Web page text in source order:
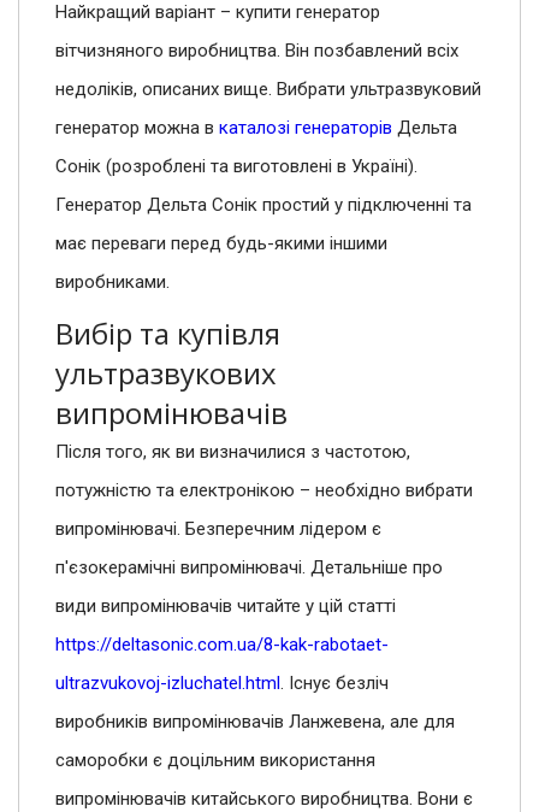
Найкращий варіант – купити генератор
вітчизняного виробництва. Він позбавлений всіх
недоліків, описаних вище. Вибрати ультразвуковий
генератор можна в каталозі генераторів Дельта
Сонік (розроблені та виготовлені в Україні).
Генератор Дельта Сонік простий у підключенні та
має переваги перед будь-якими іншими
виробниками.
Вибір та купівля
ультразвукових
випромінювачів
Після того, як ви визначилися з частотою,
потужністю та електронікою – необхідно вибрати
випромінювачі. Безперечним лідером є
п'єзокерамічні випромінювачі. Детальніше про
види випромінювачів читайте у цій статті
https://deltasonic.com.ua/8-kak-rabotaet-
ultrazvukovoj-izluchatel.html. Існує безліч
виробників випромінювачів Ланжевена, але для
саморобки є доцільним використання
випромінювачів китайського виробництва. Вони є